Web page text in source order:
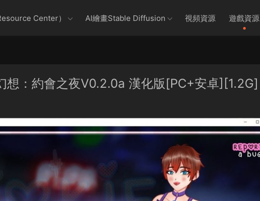
Center） AI繪畫Stable Diffusion 視頻資源 遊戲資源
想：約會之夜V0.2.0a 漢化版[PC+安卓][1.2G]